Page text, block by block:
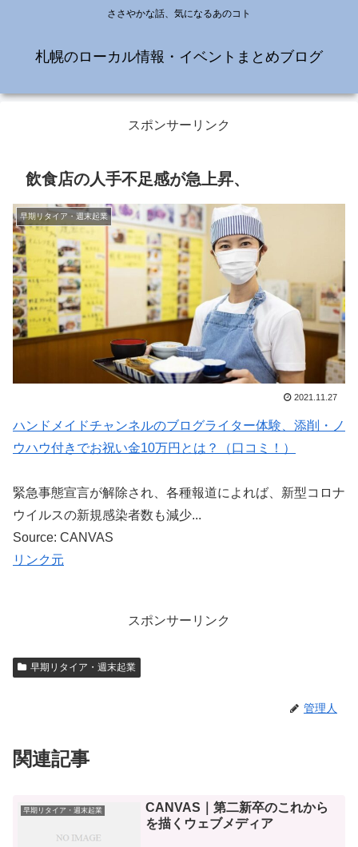
ささやかな話、気になるあのコト
札幌のローカル情報・イベントまとめブログ
スポンサーリンク
飲食店の人手不足感が急上昇、
早期リタイア・週末起業
2021.11.27
ハンドメイドチャンネルのブログライター体験、添削・ノ
ウハウ付きでお祝い金10万円とは？（口コミ！）
緊急事態宣言が解除され、各種報道によれば、新型コロナ
ウイルスの新規感染者数も減少...
Source: CANVAS
リンク元
スポンサーリンク
早期リタイア・週末起業
管理人
関連記事
早期リタイア・週末起業
CANVAS｜第二新卒のこれから
を描くウェブメディア